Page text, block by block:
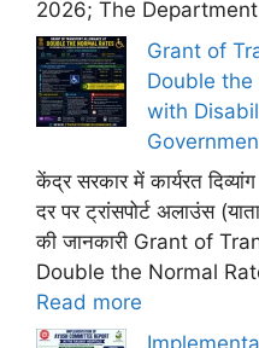
2026; The
Grant of
Double the
with
केंद्र सरकार में कार्यरत
दर पर ट्रांसपोर्ट अलाउंस
की जानकारी Grant of
Double the Normal
Read more